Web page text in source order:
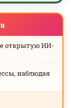
открытую ИИ-
наблюдая